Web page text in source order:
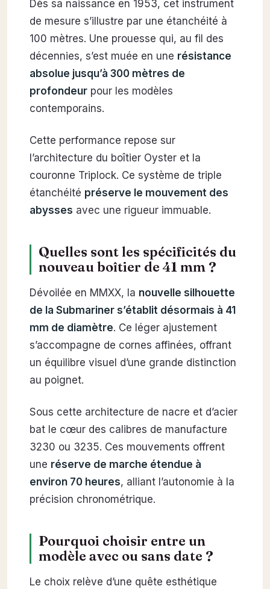
Dès sa naissance en 1953, cet instrument
de mesure s’illustre par une étanchéité à
100 mètres. Une prouesse qui, au fil des
décennies, s’est muée en une résistance
absolue jusqu’à 300 mètres de
profondeurpour les modèles
contemporains.
Cette performance repose sur
l’architecture du boîtier Oyster et la
couronne Triplock. Ce système de triple
étanchéité préserve le mouvement des
abysses avec une rigueur immuable.
Quelles sont les spécificités du
nouveau boîtier de 41 mm ?
Dévoilée en MMXX, la nouvelle silhouette
de la Submariner s’établit désormais à 41
mm de diamètre. Ce léger ajustement
s’accompagne de cornes affinées, offrant
un équilibre visuel d’une grande distinction
au poignet.
Sous cette architecture de nacre et d’acier
bat le cœur des calibres de manufacture
3230 ou 3235. Ces mouvements offrent
une réserve de marche étendue à
environ 70 heures, alliant l’autonomie à la
précision chronométrique.
Pourquoi choisir entre un
modèle avec ou sans date ?
Le choix relève d’une quête esthétique